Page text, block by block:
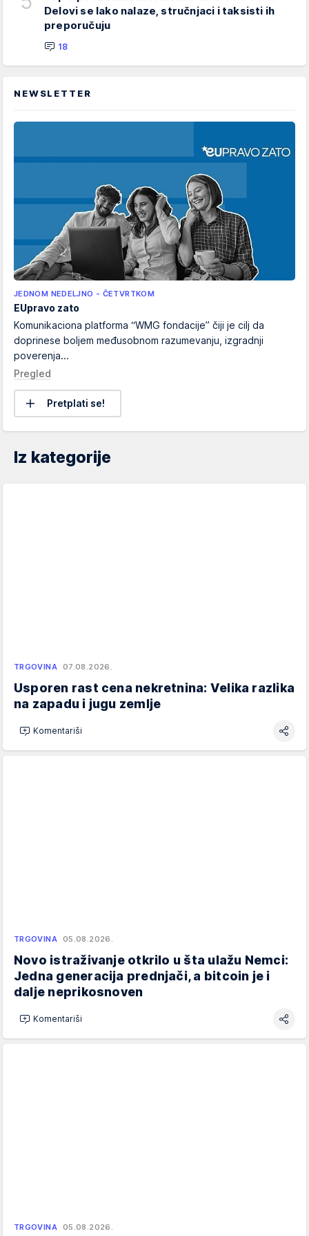
Delovi se lako nalaze, stručnjaci i taksisti ih
preporučuju
18
NEWSLETTER
JEDNOM NEDELJNO - ČETVRTKOM
EUpravo zato
Komunikaciona platforma “WMG fondacije” čiji je cilj da
doprinese boljem međusobnom razumevanju, izgradnji
poverenja...
Pregled
Pretplati se!
Iz kategorije
TRGOVINA 07.08.2026.
Usporen rast cena nekretnina: Velika razlika
na zapadu i jugu zemlje
Komentariši
TRGOVINA 05.08.2026.
Novo istraživanje otkrilo u šta ulažu Nemci:
Jedna generacija prednjači, a bitcoin je i
dalje neprikosnoven
Komentariši
TRGOVINA 05.08.2026.